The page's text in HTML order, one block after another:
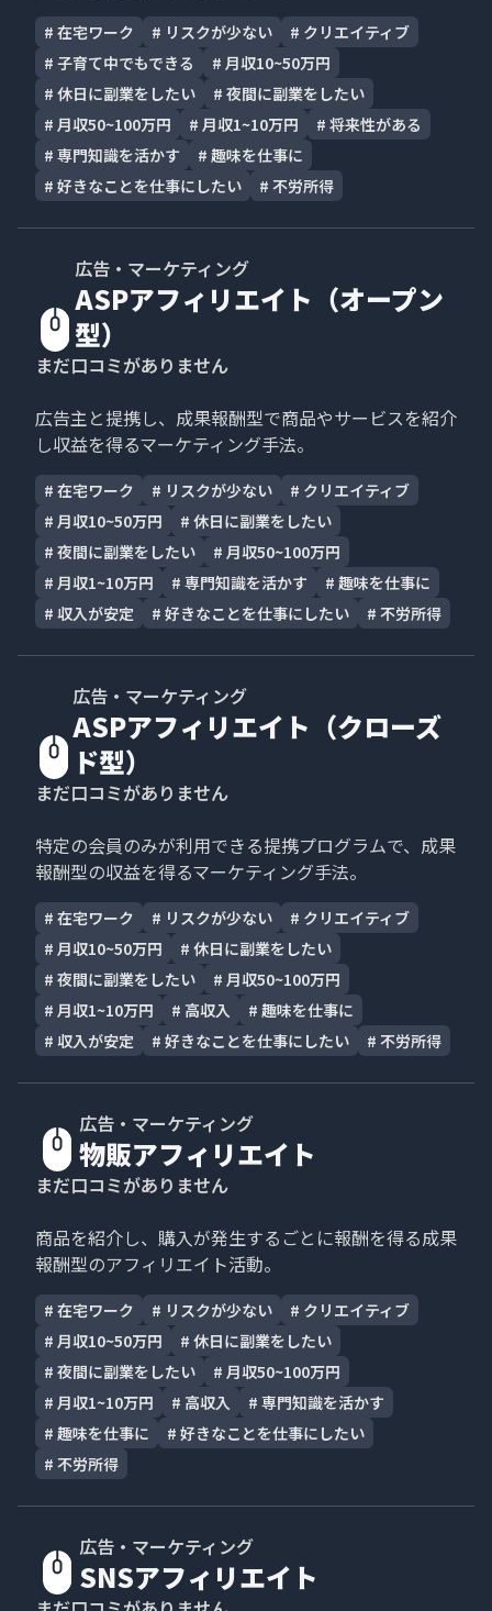
# 在宅ワーク # リスクが少ない # クリエイティブ
# 子育て中でもできる # 月収10~50万円
# 休日に副業をしたい # 夜間に副業をしたい
# 月収50~100万円 # 月収1~10万円 # 将来性がある
# 専門知識を活かす # 趣味を仕事に
# 好きなことを仕事にしたい # 不労所得
広告・マーケティング
ASPアフィリエイト（オープン
型）
まだ口コミがありません
広告主と提携し、成果報酬型で商品やサービスを紹介
し収益を得るマーケティング手法。
# 在宅ワーク # リスクが少ない # クリエイティブ
# 月収10~50万円 # 休日に副業をしたい
# 夜間に副業をしたい # 月収50~100万円
# 月収1~10万円 # 専門知識を活かす # 趣味を仕事に
# 収入が安定 # 好きなことを仕事にしたい # 不労所得
広告・マーケティング
ASPアフィリエイト（クローズ
ド型）
まだ口コミがありません
特定の会員のみが利用できる提携プログラムで、成果
報酬型の収益を得るマーケティング手法。
# 在宅ワーク # リスクが少ない # クリエイティブ
# 月収10~50万円 # 休日に副業をしたい
# 夜間に副業をしたい # 月収50~100万円
# 月収1~10万円 # 高収入 # 趣味を仕事に
# 収入が安定 # 好きなことを仕事にしたい # 不労所得
広告・マーケティング
物販アフィリエイト
まだ口コミがありません
商品を紹介し、購入が発生するごとに報酬を得る成果
報酬型のアフィリエイト活動。
# 在宅ワーク # リスクが少ない # クリエイティブ
# 月収10~50万円 # 休日に副業をしたい
# 夜間に副業をしたい # 月収50~100万円
# 月収1~10万円 # 高収入 # 専門知識を活かす
# 趣味を仕事に # 好きなことを仕事にしたい
# 不労所得
広告・マーケティング
SNSアフィリエイト